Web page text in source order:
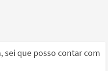
sei que posso contar com